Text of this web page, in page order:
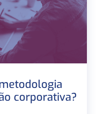
corporativa?